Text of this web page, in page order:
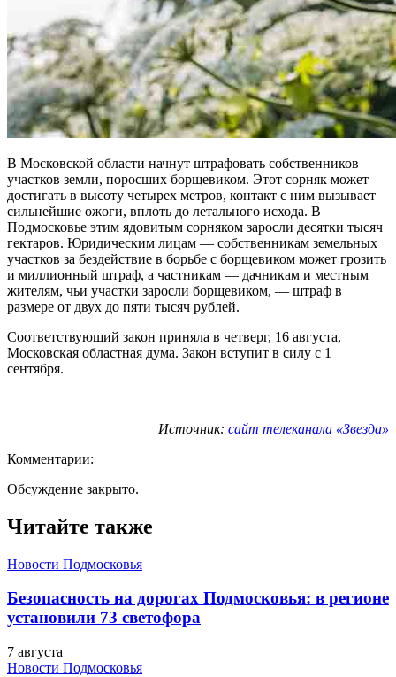
В Московской области начнут штрафовать собственников
участков земли, поросших борщевиком. Этот сорняк может
достигать в высоту четырех метров, контакт с ним вызывает
сильнейшие ожоги, вплоть до летального исхода. В
Подмосковье этим ядовитым сорняком заросли десятки тысяч
гектаров. Юридическим лицам — собственникам земельных
участков за бездействие в борьбе с борщевиком может грозить
и миллионный штраф, а частникам — дачникам и местным
жителям, чьи участки заросли борщевиком, — штраф в
размере от двух до пяти тысяч рублей.
Соответствующий закон приняла в четверг, 16 августа,
Московская областная дума. Закон вступит в силу с 1
сентября.
Источник: сайт телеканала «Звезда»
Комментарии:
Обсуждение закрыто.
Читайте также
Новости Подмосковья
Безопасность на дорогах Подмосковья: в регионе
установили 73 светофора
7 августа
Новости Подмосковья